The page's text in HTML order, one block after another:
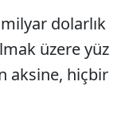
milyar dolarlık
üzere yüz
aksine, hiçbir